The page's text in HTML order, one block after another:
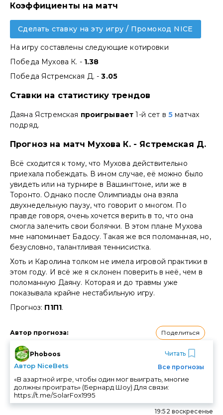
Коэффициенты на матч
Сделать ставку на эту игру / Промокод NICE
На игру составлены следующие котировки
Победа Мухова К. - 1.38
Победа Ястремская Д. -3.05
Ставки на статистику трендов
Даяна Ястремская проигрывает1-й сет в 5 матчах
подряд.
Прогноз на матч Мухова К. - Ястремская Д.
Всё сходится к тому, что Мухова действительно
приехала побеждать. В ином случае, её можно было
увидеть или на турнире в Вашингтоне, или же в
Торонто. Однако после Олимпиады она взяла
двухнедельную паузу, что говорит о многом. По
правде говоря, очень хочется верить в то, что она
смогла залечить свои болячки. В этом плане Мухова
мне напоминает Бадосу. Такая же вся поломанная, но,
безусловно, талантливая теннисистка.
Хоть и Каролина толком не имела игровой практики в
этом году. И всё же я склонен поверить в неё, чем в
поломанную Даяну. Которая и до травмы уже
показывала крайне нестабильную игру.
Прогноз: П1П1.
Автор прогноза: Поделиться
Phoboos
Автор NiceBets
Читать
Все прогнозы
«В азартной игре, чтобы один мог выиграть, многие
должны проиграть» (Бернард Шоу) Для связи:
https://t.me/SolarFox1995
19:52 воскресенье